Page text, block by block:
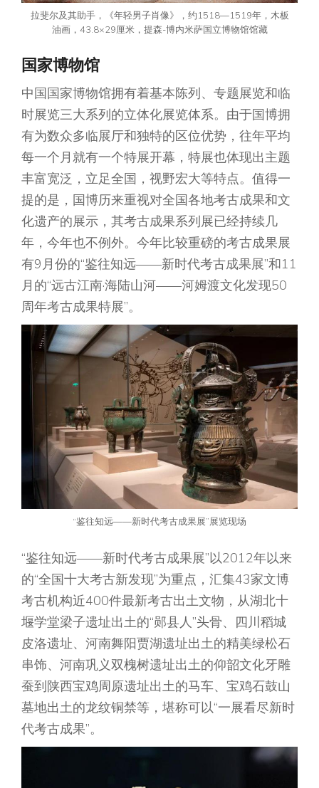
拉斐尔及其助手，《年轻男子肖像》，约1518—1519年，木板
油画，43.8×29厘米，提森-博内米萨国立博物馆馆藏
国家博物馆
中国国家博物馆拥有着基本陈列、专题展览和临
时展览三大系列的立体化展览体系。由于国博拥
有为数众多临展厅和独特的区位优势，往年平均
每一个月就有一个特展开幕，特展也体现出主题
丰富宽泛，立足全国，视野宏大等特点。值得一
提的是，国博历来重视对全国各地考古成果和文
化遗产的展示，其考古成果系列展已经持续几
年，今年也不例外。今年比较重磅的考古成果展
有9月份的“鉴往知远——新时代考古成果展”和11
月的“远古江南·海陆山河——河姆渡文化发现50
周年考古成果特展”。
“鉴往知远——新时代考古成果展”展览现场
“鉴往知远——新时代考古成果展”以2012年以来
的“全国十大考古新发现”为重点，汇集43家文博
考古机构近400件最新考古出土文物，从湖北十
堰学堂梁子遗址出土的“郧县人”头骨、四川稻城
皮洛遗址、河南舞阳贾湖遗址出土的精美绿松石
串饰、河南巩义双槐树遗址出土的仰韶文化牙雕
蚕到陕西宝鸡周原遗址出土的马车、宝鸡石鼓山
墓地出土的龙纹铜禁等，堪称可以“一展看尽新时
代考古成果”。